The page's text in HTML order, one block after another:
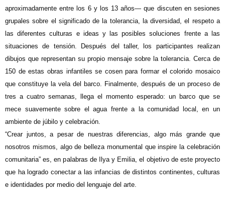
aproximadamente entre los 6 y los 13 años— que discuten en sesiones
grupales sobre el significado de la tolerancia, la diversidad, el respeto a
las diferentes culturas e ideas y las posibles soluciones frente a las
situaciones de tensión. Después del taller, los participantes realizan
dibujos que representan su propio mensaje sobre la tolerancia. Cerca de
150 de estas obras infantiles se cosen para formar el colorido mosaico
que constituye la vela del barco. Finalmente, después de un proceso de
tres a cuatro semanas, llega el momento esperado: un barco que se
mece suavemente sobre el agua frente a la comunidad local, en un
ambiente de júbilo y celebración.
“Crear juntos, a pesar de nuestras diferencias, algo más grande que
nosotros mismos, algo de belleza monumental que inspire la celebración
comunitaria” es, en palabras de Ilya y Emilia, el objetivo de este proyecto
que ha logrado conectar a las infancias de distintos continentes, culturas
e identidades por medio del lenguaje del arte.